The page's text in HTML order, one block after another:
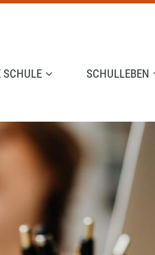
SCHULE SCHULLEBEN